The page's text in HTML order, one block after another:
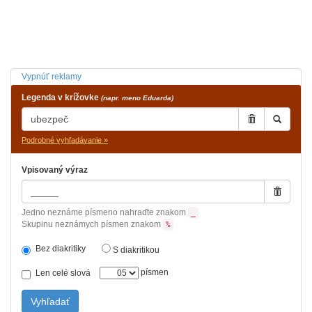
Vypnúť reklamy
Legenda v krížovke (napr. meno Eduarda)
Podrobné vyhľadávanie »
Vpisovaný výraz
Jedno neznáme písmeno nahraďte znakom
Skupinu neznámych písmen znakom %
Bez diakritiky S diakritikou
Len celé slová písmen
Vyhľadať